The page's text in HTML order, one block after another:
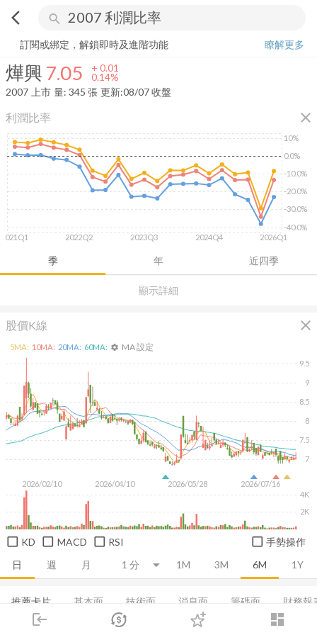
arrow_back_ios search
login dashboard
市場 登入
燁興 + 0.14%
訂閱或綁定，解鎖即時及進階功能
瞭解更多
燁興 7.05 + 0.01
0.14%
2007 上市 量: 345 張 更新:08/07 收盤
利潤比率 close
顯示詳細
季 年 近四季
2021Q1 2022Q2 2023Q3 2024Q4 2026Q1
-40.0%
-30.0%
-20.0%
-10.0%
0.0%
10%
股價K線 close
日 週 月 1M 3M 6M 1Y
2026/02/10 2026/04/10 2026/05/28 2026/07/16
7
7.5
8
8.5
9
9.5
2K
4K
5MA: 10MA: 20MA: 60MA: settings MA 設定
KD MACD RSI 手勢操作
推薦卡片 基本面 技術面 消息面 籌碼面 財務報
基本概況